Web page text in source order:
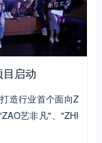
目启动
造行业首个面向Z
艺非凡"、"ZHI